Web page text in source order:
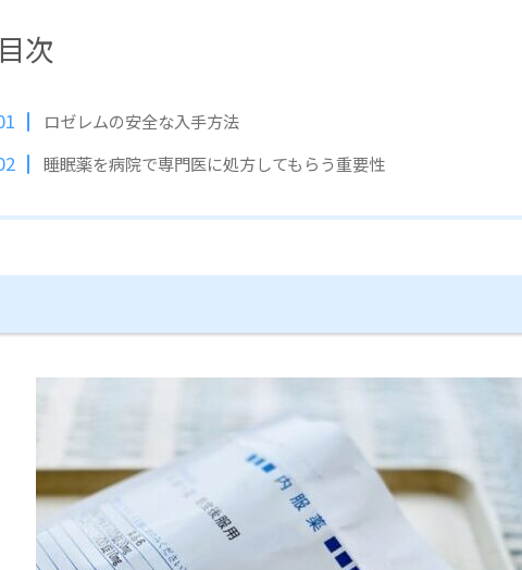
目次
ロゼレムの安全な入手方法
睡眠薬を病院で専門医に処方してもらう重要性